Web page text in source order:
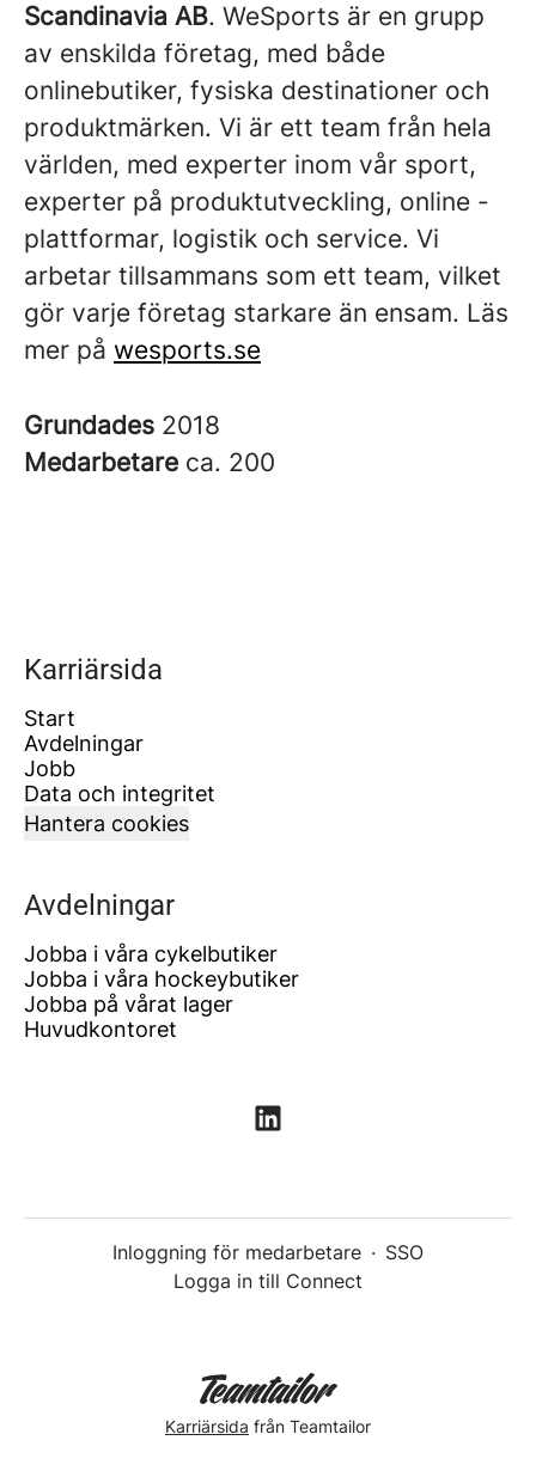
Scandinavia AB. WeSports är en grupp
av enskilda företag, med både
onlinebutiker, fysiska destinationer och
produktmärken. Vi är ett team från hela
världen, med experter inom vår sport,
experter på produktutveckling, online -
plattformar, logistik och service. Vi
arbetar tillsammans som ett team, vilket
gör varje företag starkare än ensam. Läs
mer på wesports.se
Grundades 2018
Medarbetare ca. 200
Karriärsida
Start
Avdelningar
Jobb
Data och integritet
Hantera cookies
Avdelningar
Jobba i våra cykelbutiker
Jobba i våra hockeybutiker
Jobba på vårat lager
Huvudkontoret
Inloggning för medarbetare · SSO
Logga in till Connect
Karriärsida från Teamtailor